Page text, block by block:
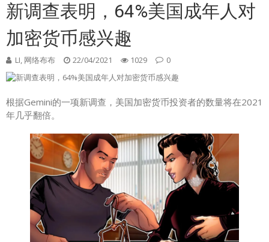
新调查表明，64%美国成年人对
加密货币感兴趣
LI, 网络布布 22/04/2021 1029 0
根据Gemini的一项新调查，美国加密货币投资者的数量将在2021
年几乎翻倍。